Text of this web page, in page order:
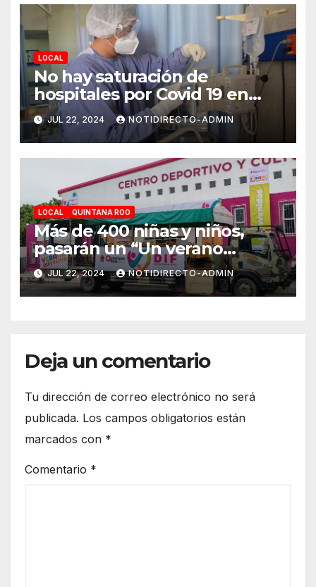
LOCAL
No hay saturación de
hospitales por Covid 19 en
Playa del Carmen
JUL 22, 2024 NOTIDIRECTO-ADMIN
LOCAL QUINTANA ROO
Más de 400 niñas y niños,
pasarán un “Un verano
DIFerente” en Chetumal:
Mara Lezama
JUL 22, 2024 NOTIDIRECTO-ADMIN
Deja un comentario
Tu dirección de correo electrónico no será
publicada. Los campos obligatorios están
marcados con *
Comentario *